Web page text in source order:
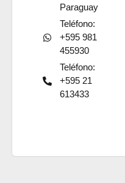
Paraguay
Teléfono:
+595 981
455930
Teléfono:
+595 21
613433